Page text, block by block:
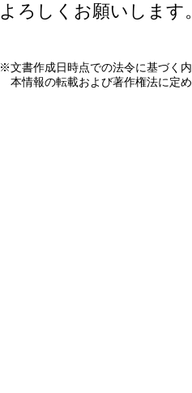
よろしくお願いします
※文書作成日時点での法令に基づく
本情報の転載および著作権法に定